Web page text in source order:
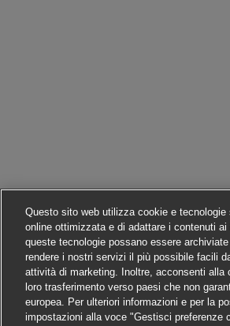
Questo sito web utilizza cookie e
online ottimizzata e di adattare i contenuti
queste tecnologie possano essere
rendere i nostri servizi il più possibile facili
attività di marketing. Inoltre, acconsenti alla
loro trasferimento verso paesi che non
europea. Per ulteriori informazioni e per la
impostazioni alla voce "Gestisci preferenze